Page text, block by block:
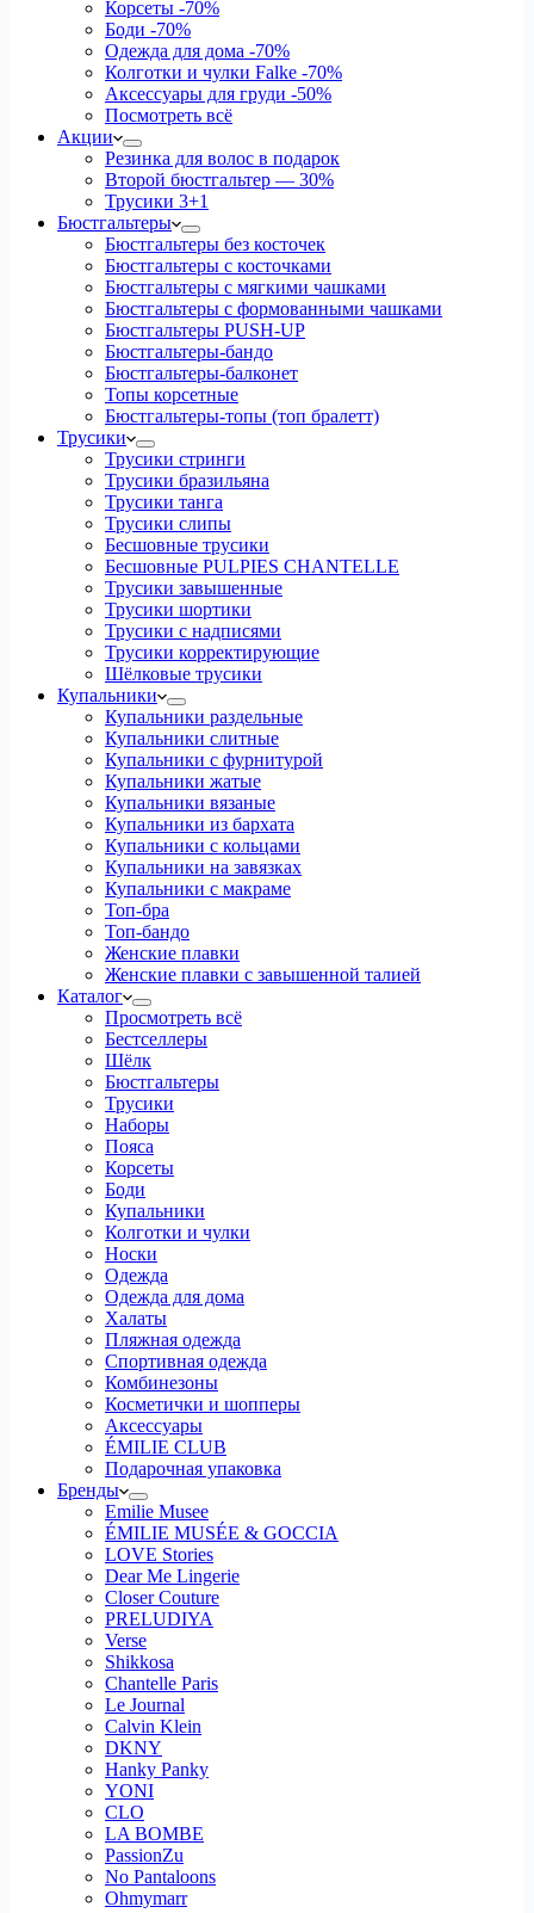
Корсеты -70%
Боди -70%
Одежда для дома -70%
Колготки и чулки Falke -70%
Аксессуары для груди -50%
Посмотреть всё
Акции
Резинка для волос в подарок
Второй бюстгальтер — 30%
Трусики 3+1
Бюстгальтеры
Бюстгальтеры без косточек
Бюстгальтеры с косточками
Бюстгальтеры с мягкими чашками
Бюстгальтеры с формованными чашками
Бюстгальтеры PUSH-UP
Бюстгальтеры-бандо
Бюстгальтеры-балконет
Топы корсетные
Бюстгальтеры-топы (топ бралетт)
Трусики
Трусики стринги
Трусики бразильяна
Трусики танга
Трусики слипы
Бесшовные трусики
Бесшовные PULPIES CHANTELLE
Трусики завышенные
Трусики шортики
Трусики с надписями
Трусики корректирующие
Шёлковые трусики
Купальники
Купальники раздельные
Купальники слитные
Купальники с фурнитурой
Купальники жатые
Купальники вязаные
Купальники из бархата
Купальники с кольцами
Купальники на завязках
Купальники с макраме
Топ-бра
Топ-бандо
Женские плавки
Женские плавки с завышенной талией
Каталог
Просмотреть всё
Бестселлеры
Шёлк
Бюстгальтеры
Трусики
Наборы
Пояса
Корсеты
Боди
Купальники
Колготки и чулки
Носки
Одежда
Одежда для дома
Халаты
Пляжная одежда
Спортивная одежда
Комбинезоны
Косметички и шопперы
Аксессуары
ÉMILIE CLUB
Подарочная упаковка
Бренды
Emilie Musee
ÉMILIE MUSÉE & GOCCIA
LOVE Stories
Dear Me Lingerie
Closer Couture
PRELUDIYA
Verse
Shikkosa
Chantelle Paris
Le Journal
Calvin Klein
DKNY
Hanky Panky
YONI
CLO
LA BOMBE
PassionZu
No Pantaloons
Ohmymarr